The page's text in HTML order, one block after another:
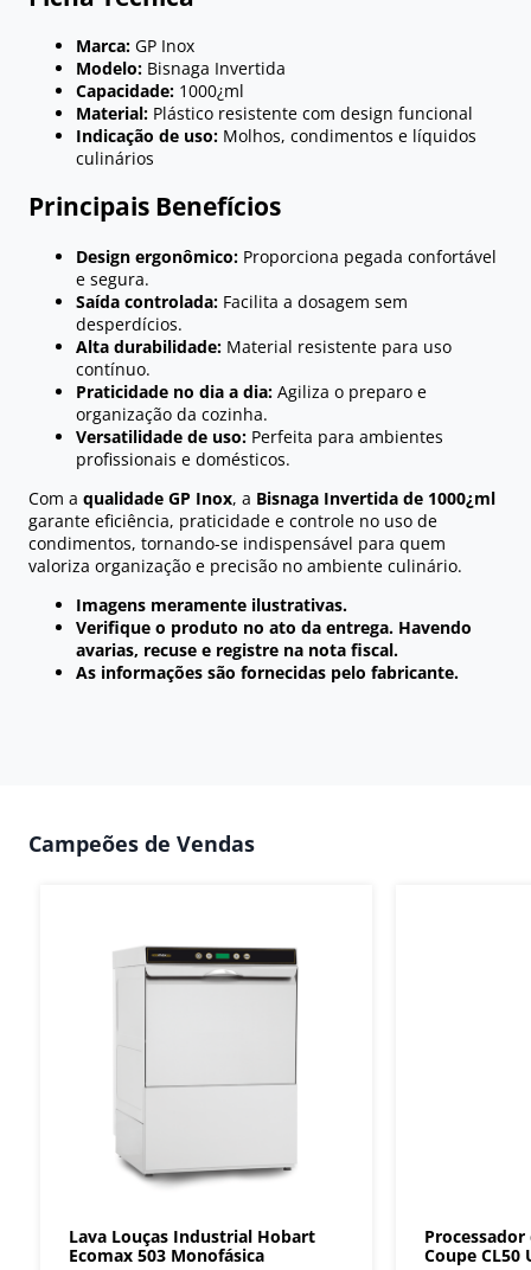
Marca: GP Inox
Modelo: Bisnaga Invertida
Capacidade: 1000¿ml
Material: Plástico resistente com design funcional
Indicação de uso: Molhos, condimentos e líquidos
culinários
Principais Benefícios
Design ergonômico: Proporciona pegada confortável
e segura.
Saída controlada: Facilita a dosagem sem
desperdícios.
Alta durabilidade: Material resistente para uso
contínuo.
Praticidade no dia a dia: Agiliza o preparo e
organização da cozinha.
Versatilidade de uso: Perfeita para ambientes
profissionais e domésticos.
Com a qualidade GP Inox, a Bisnaga Invertida de 1000¿ml
garante eficiência, praticidade e controle no uso de
condimentos, tornando-se indispensável para quem
valoriza organização e precisão no ambiente culinário.
Imagens meramente ilustrativas.
Verifique o produto no ato da entrega. Havendo
avarias, recuse e registre na nota fiscal.
As informações são fornecidas pelo fabricante.
Campeões de Vendas
Lava Louças Industrial Hobart
Ecomax 503 Monofásica
Coupe CL50